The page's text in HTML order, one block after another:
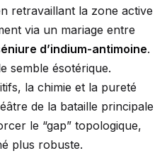
retravaillant la zone active
via un mariage entre
d’indium-antimoine.
semble ésotérique.
la chimie et la pureté
de la bataille principale
le “gap” topologique,
plus robuste.